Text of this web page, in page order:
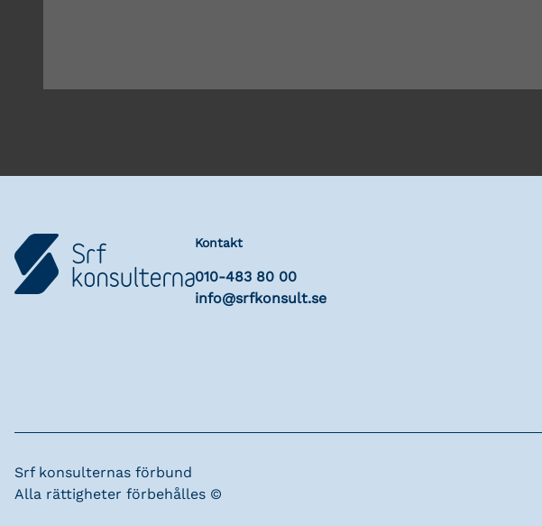
Kontakt
010-483 80 00
info@srfkonsult.se
Srf konsulternas förbund
Alla rättigheter förbehålles ©